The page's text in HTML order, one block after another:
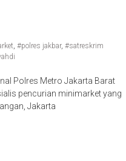
,#polres jakbar,#satreskrim
Polres Metro Jakarta Barat
pencurian minimarket yang
Jakarta